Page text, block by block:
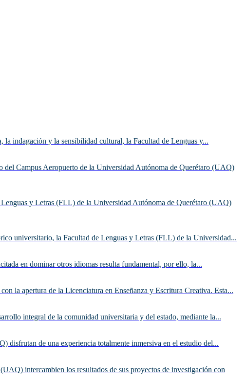
la indagación y la sensibilidad cultural, la Facultad de Lenguas y...
Campus Aeropuerto de la Universidad Autónoma de Querétaro (UAQ)
y Letras (FLL) de la Universidad Autónoma de Querétaro (UAQ)
universitario, la Facultad de Lenguas y Letras (FLL) de la Universidad...
en dominar otros idiomas resulta fundamental, por ello, la...
la apertura de la Licenciatura en Enseñanza y Escritura Creativa. Esta...
integral de la comunidad universitaria y del estado, mediante la...
disfrutan de una experiencia totalmente inmersiva en el estudio del...
intercambien los resultados de sus proyectos de investigación con